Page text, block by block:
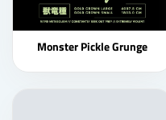
Monster Pickle Grunge